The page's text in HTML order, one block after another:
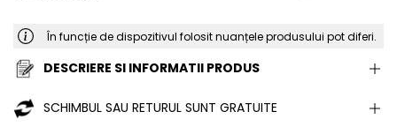
În funcție de dispozitivul folosit nuanțele produsului pot diferi.
DESCRIERE SI INFORMATII PRODUS
SCHIMBUL SAU RETURUL SUNT GRATUITE